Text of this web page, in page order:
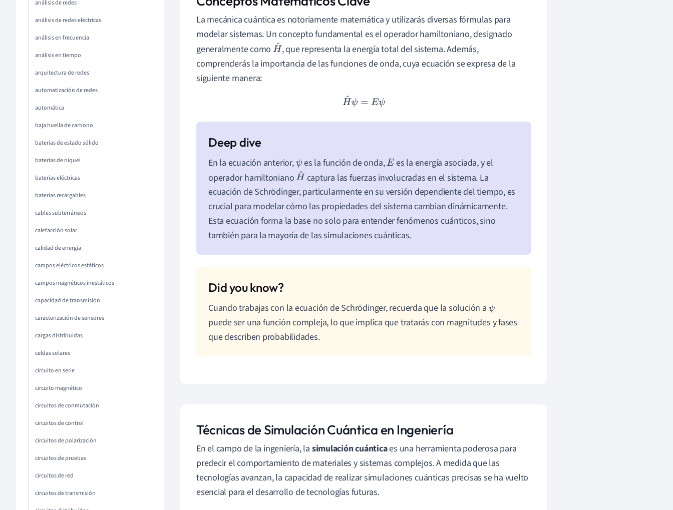
análisis de redes
análisis de redes eléctricas
análisis en frecuencia
análisis en tiempo
arquitectura de redes
automatización de redes
automática
baja huella de carbono
baterías de estado sólido
baterías de níquel
baterías eléctricas
baterías recargables
cables subterráneos
calefacción solar
calidad de energía
campos eléctricos estáticos
campos magnéticos inestáticos
capacidad de transmisión
caracterización de sensores
cargas distribuidas
celdas solares
circuito en serie
circuito magnético
circuitos de conmutación
circuitos de control
circuitos de polarización
circuitos de pruebas
circuitos de red
circuitos de transmisión
La mecánica cuántica es notoriamente matemática y utilizarás diversas fórmulas para
modelar sistemas. Un concepto fundamental es el operador hamiltoniano, designado
generalmente comoH
^
, que representa la energía total del sistema. Además,
comprenderás la importancia de las funciones de onda, cuya ecuación se expresa de la
siguiente manera:
H^ ψ= Eψ
En la ecuación anterior,ψes la función de onda,E es la energía asociada, y el
operador hamiltonianoH
^
captura las fuerzas involucradas en el sistema. La
ecuación de Schrödinger, particularmente en su versión dependiente del tiempo, es
crucial para modelar cómo las propiedades del sistema cambian dinámicamente.
Esta ecuación forma la base no solo para entender fenómenos cuánticos, sino
también para la mayoría de las simulaciones cuánticas.
Cuando trabajas con la ecuación de Schrödinger, recuerda que la solución a ψ
puede ser una función compleja, lo que implica que tratarás con magnitudes y fases
que describen probabilidades.
Técnicas de Simulación Cuántica en Ingeniería
En el campo de la ingeniería, la simulación cuánticaes una herramienta poderosa para
predecir el comportamiento de materiales y sistemas complejos. A medida que las
tecnologías avanzan, la capacidad de realizar simulaciones cuánticas precisas se ha vuelto
esencial para el desarrollo de tecnologías futuras.